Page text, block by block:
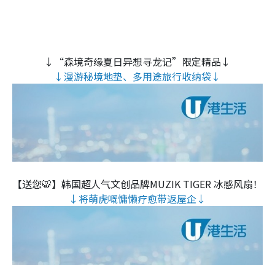
↓“森境奇缘夏日异想寻龙记”限定精品↓
↓漫游秘境地垫、多用途旅行收纳袋↓
【送您🐯】韩国超人气文创品牌MUZIK TIGER 冰感风扇！
↓将萌虎嘅慵懒疗愈带返屋企↓